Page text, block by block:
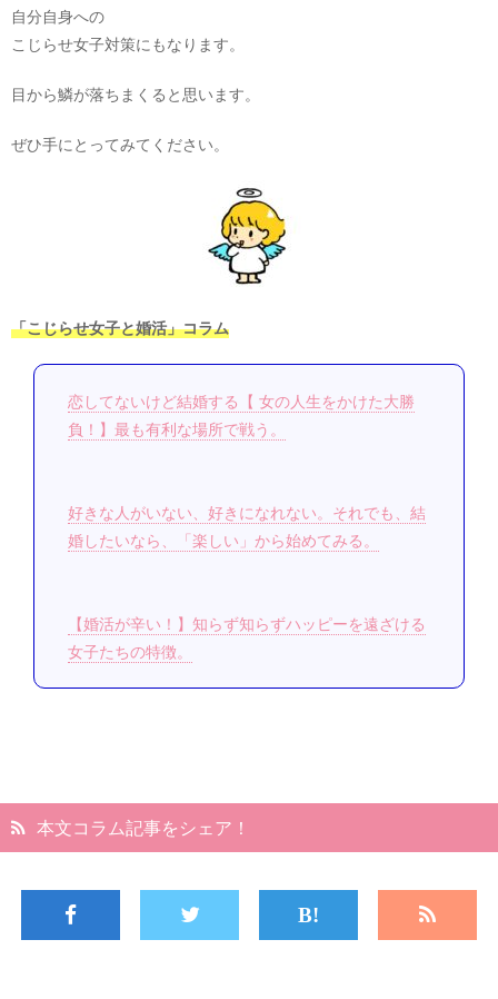
自分自身への
こじらせ女子対策にもなります。
目から鱗が落ちまくると思います。
ぜひ手にとってみてください。
「こじらせ女子と婚活」コラム
恋してないけど結婚する【 女の人生をかけた大勝
負！】最も有利な場所で戦う。
好きな人がいない、好きになれない。それでも、結
婚したいなら、「楽しい」から始めてみる。
【婚活が辛い！】知らず知らずハッピーを遠ざける
女子たちの特徴。
本文コラム記事をシェア！